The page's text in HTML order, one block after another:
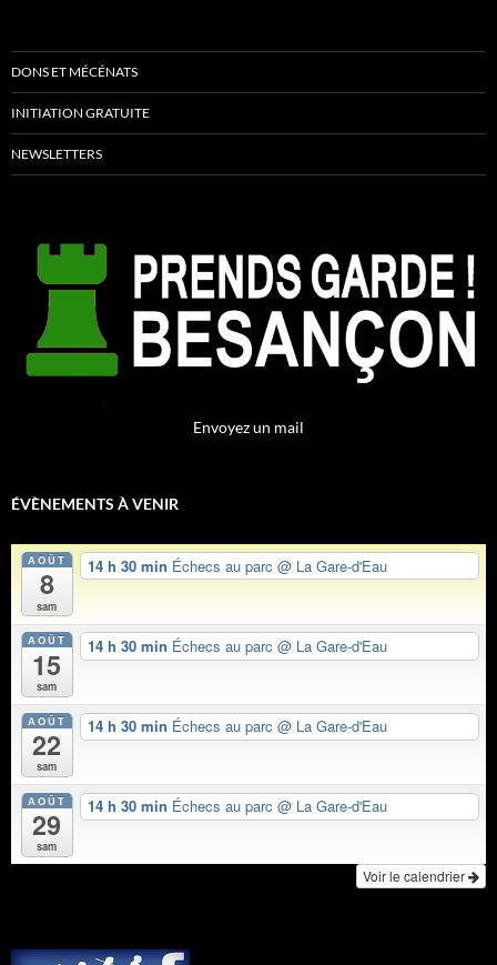
DONS ET MÉCÉNATS
INITIATION GRATUITE
NEWSLETTERS
Envoyez un mail
ÉVÈNEMENTS À VENIR
AOÛT
8
sam
14 h 30 min Échecs au parc @ La Gare-d'Eau
AOÛT
15
sam
14 h 30 min Échecs au parc @ La Gare-d'Eau
AOÛT
22
sam
14 h 30 min Échecs au parc @ La Gare-d'Eau
AOÛT
29
sam
14 h 30 min Échecs au parc @ La Gare-d'Eau
Voir le calendrier